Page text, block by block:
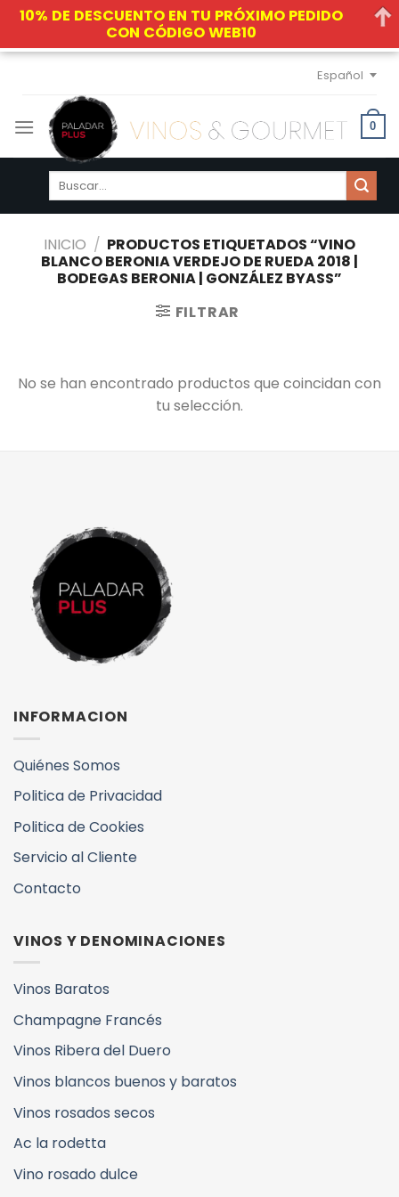
Skip
content
Español
0
Buscar
INICIO / PRODUCTOS ETIQUETADOS “VINO
BLANCO BERONIA VERDEJO DE RUEDA 2018 |
BODEGAS BERONIA | GONZÁLEZ BYASS”
FILTRAR
No se han encontrado productos que coincidan con
tu selección.
INFORMACION
Quiénes Somos
Politica de Privacidad
Politica de Cookies
Servicio al Cliente
Contacto
VINOS Y DENOMINACIONES
Vinos Baratos
Champagne Francés
Vinos Ribera del Duero
Vinos blancos buenos y baratos
Vinos rosados secos
Ac la rodetta
Vino rosado dulce
10% DE DESCUENTO EN TU PRÓXIMO PEDIDO
CON CÓDIGO WEB10